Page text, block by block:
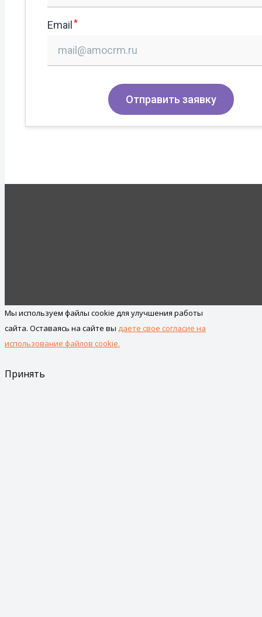
Мы используем файлы cookie для улучшения работы
сайта. Оставаясь на сайте вы даете свое согласие на
использование файлов cookie.
Принять